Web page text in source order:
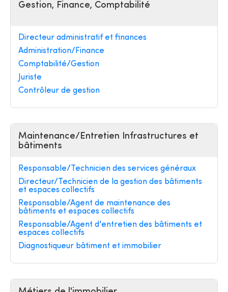
Gestion, Finance, Comptabilité
Directeur administratif et finances
Administration/Finance
Comptabilité/Gestion
Juriste
Contrôleur de gestion
Maintenance/Entretien Infrastructures et
bâtiments
Responsable/Technicien des services généraux
Directeur/Technicien de la gestion des bâtiments
et espaces collectifs
Responsable/Agent de maintenance des
bâtiments et espaces collectifs
Responsable/Agent d'entretien des bâtiments et
espaces collectifs
Diagnostiqueur bâtiment et immobilier